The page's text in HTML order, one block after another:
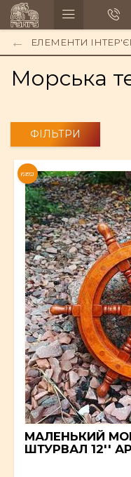
ЕЛЕМЕНТИ
Морська
ФІЛЬТРИ
NEW
МАЛЕНЬКИЙ
ШТУРВАЛ 12''